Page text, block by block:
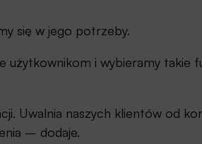
się w jego potrzeby.
użytkownikom i wybieramy takie
Uwalnia naszych klientów od
– dodaje.